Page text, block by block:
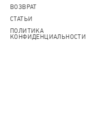
ВОЗВРАТ
СТАТЬИ
ПОЛИТИКА
КОНФИДЕНЦИАЛЬНОСТИ